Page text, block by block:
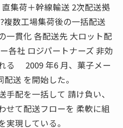
集荷＋幹線輸送 2次配送拠
複数工場集荷後の一括配送
一貫化 各配送先 大ロット配
各社 ロジパートナーズ 非効
る 2009 年6 月、菓子メー
送 を開始した。
配を一括して 請け負い、
せて配送フローを 柔軟に組
現している。